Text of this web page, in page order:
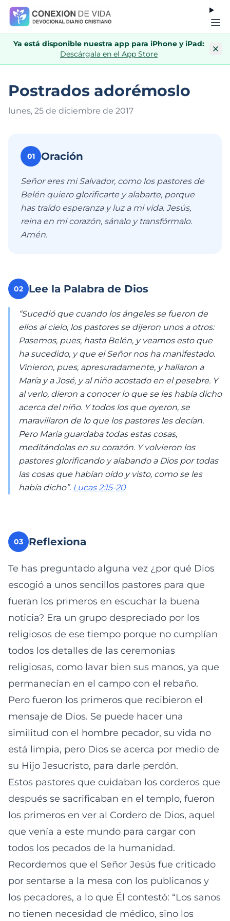
Ya está disponible nuestra app para iPhone y iPad:
Descárgala en el App Store
Postrados adorémoslo
lunes, 25 de diciembre de 2017
01 Oración
Señor eres mi Salvador, como los pastores de
Belén quiero glorificarte y alabarte, porque
has traído esperanza y luz a mi vida. Jesús,
reina en mi corazón, sánalo y transfórmalo.
Amén.
02 Lee la Palabra de Dios
“Sucedió que cuando los ángeles se fueron de
ellos al cielo, los pastores se dijeron unos a otros:
Pasemos, pues, hasta Belén, y veamos esto que
ha sucedido, y que el Señor nos ha manifestado.
Vinieron, pues, apresuradamente, y hallaron a
María y a José, y al niño acostado en el pesebre. Y
al verlo, dieron a conocer lo que se les había dicho
acerca del niño. Y todos los que oyeron, se
maravillaron de lo que los pastores les decían.
Pero María guardaba todas estas cosas,
meditándolas en su corazón. Y volvieron los
pastores glorificando y alabando a Dios por todas
las cosas que habían oído y visto, como se les
había dicho”. Lucas 2:15-20
03 Reflexiona
Te has preguntado alguna vez ¿por qué Dios
escogió a unos sencillos pastores para que
fueran los primeros en escuchar la buena
noticia? Era un grupo despreciado por los
religiosos de ese tiempo porque no cumplían
todos los detalles de las ceremonias
religiosas, como lavar bien sus manos, ya que
permanecían en el campo con el rebaño.
Pero fueron los primeros que recibieron el
mensaje de Dios. Se puede hacer una
similitud con el hombre pecador, su vida no
está limpia, pero Dios se acerca por medio de
su Hijo Jesucristo, para darle perdón.
Estos pastores que cuidaban los corderos que
después se sacrificaban en el templo, fueron
los primeros en ver al Cordero de Dios, aquel
que venía a este mundo para cargar con
todos los pecados de la humanidad.
Recordemos que el Señor Jesús fue criticado
por sentarse a la mesa con los publicanos y
los pecadores, a lo que Él contestó: “Los sanos
no tienen necesidad de médico, sino los